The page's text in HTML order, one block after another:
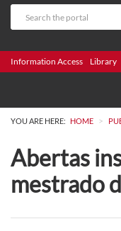
Information Access Library
YOU ARE HERE: HOME >
Abertas
mestrado